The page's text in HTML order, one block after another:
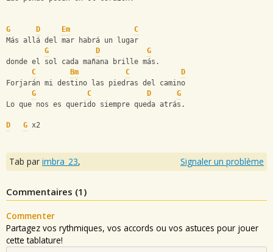
G D Em
C
Más allá del mar habrá un lugar
G
D
G
donde el sol cada mañana brille más.
C
Bm C
D
Forjarán mi destino las piedras del camino
G
C D
G
Lo que nos es querido siempre queda atrás.
D G x2
Tab par imbra_23, Signaler un problème
Commentaires (1 )
Commenter
Partagez vos rythmiques, vos accords ou vos astuces pour jouer
cette tablature!